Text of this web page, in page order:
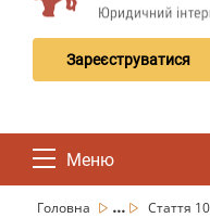
Зареєструватися
Меню
Головна ...
Стаття